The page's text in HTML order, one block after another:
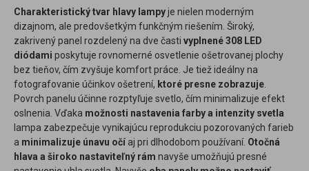
Charakteristický tvar hlavy lampyje nielen moderným
dizajnom, ale predovšetkým funkčným riešením. Široký,
zakrivený panel rozdelený na dve časti vyplnené 308 LED
diódami poskytuje rovnomerné osvetlenie ošetrovanej plochy
bez tieňov, čím zvyšuje komfort práce. Je tiež ideálny na
fotografovanie účinkov ošetrení, ktoré presne zobrazuje
Povrch panelu účinne rozptyľuje svetlo, čím minimalizuje efekt
oslnenia. Vďaka možnosti nastavenia farby a intenzity svetla
lampa zabezpečuje vynikajúcu reprodukciu pozorovaných farieb
a minimalizuje únavu očí aj pri dlhodobom používaní. Otočná
hlava a široko nastaviteľný rám navyše umožňujú presné